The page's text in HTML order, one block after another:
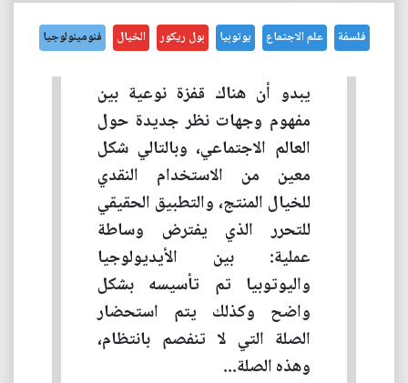
فلسفة علم الاجتماع يوتوبيا بول ريكور الخيال فنومينولوجيا
يبدو أن هناك قفزة نوعية بين
مفهوم وجهات نظر جديدة حول
العالم الاجتماعي، وبالتالي شكل
معين من الاستخدام النقدي
للخيال المنتج، والتطبيق الحقيقي
للتحرر الذي يفترض وساطة
عملية: بين الأيديولوجيا
واليوتوبيا تم تأسيسه بشكل
واضح وكذلك يتم استحضار
الصلة التي لا تنفصم بانتظام،
وهذه الصلة...